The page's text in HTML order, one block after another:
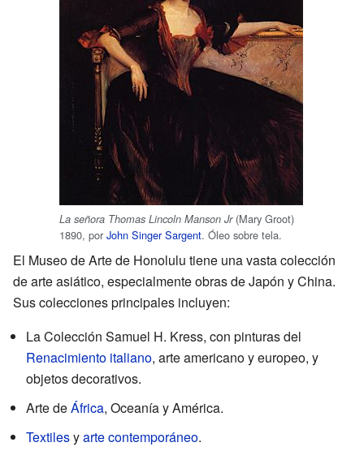
La señora Thomas Lincoln Manson Jr(Mary Groot)
1890, por John Singer Sargent. Óleo sobre tela.
El Museo de Arte de Honolulu tiene una vasta colección
de arte asiático, especialmente obras de Japón y China.
Sus colecciones principales incluyen:
La Colección Samuel H. Kress, con pinturas del
Renacimiento italiano, arte americano y europeo, y
objetos decorativos.
Arte deÁfrica, Oceanía y América.
Textilesyarte contemporáneo.